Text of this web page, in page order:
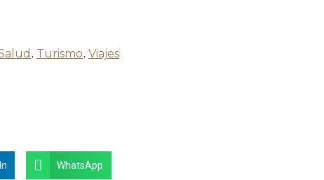
, Turismo, Viajes
WhatsApp